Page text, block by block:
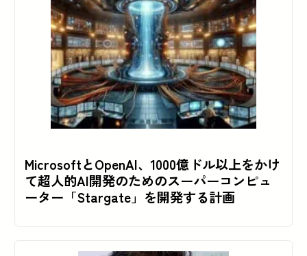
MicrosoftとOpenAI、1000億ドル以上をかけ
て超人的AI開発のためのスーパーコンピュ
ーター「Stargate」を開発する計画